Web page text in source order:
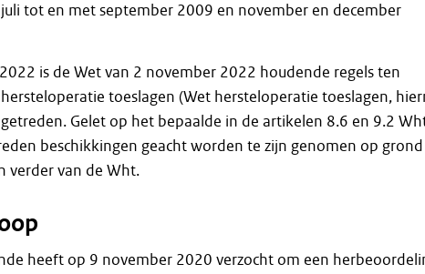
tot en met september 2009 en november en december
is de Wet van 2 november 2022 houdende regels ten
toeslagen (Wet hersteloperatie toeslagen,
Gelet op het bepaalde in de artikelen 8.6 en 9.2
beschikkingen geacht worden te zijn genomen op grond
verder van de Wht.
heeft op 9 november 2020 verzocht om een